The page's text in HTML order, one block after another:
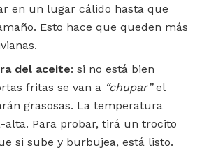
en un lugar cálido hasta que
Esto hace que queden más
del aceite: si no está bien
fritas se van a “chupar”el
grasosas. La temperatura
alta. Para probar, tirá un trocito
si sube y burbujea, está listo.